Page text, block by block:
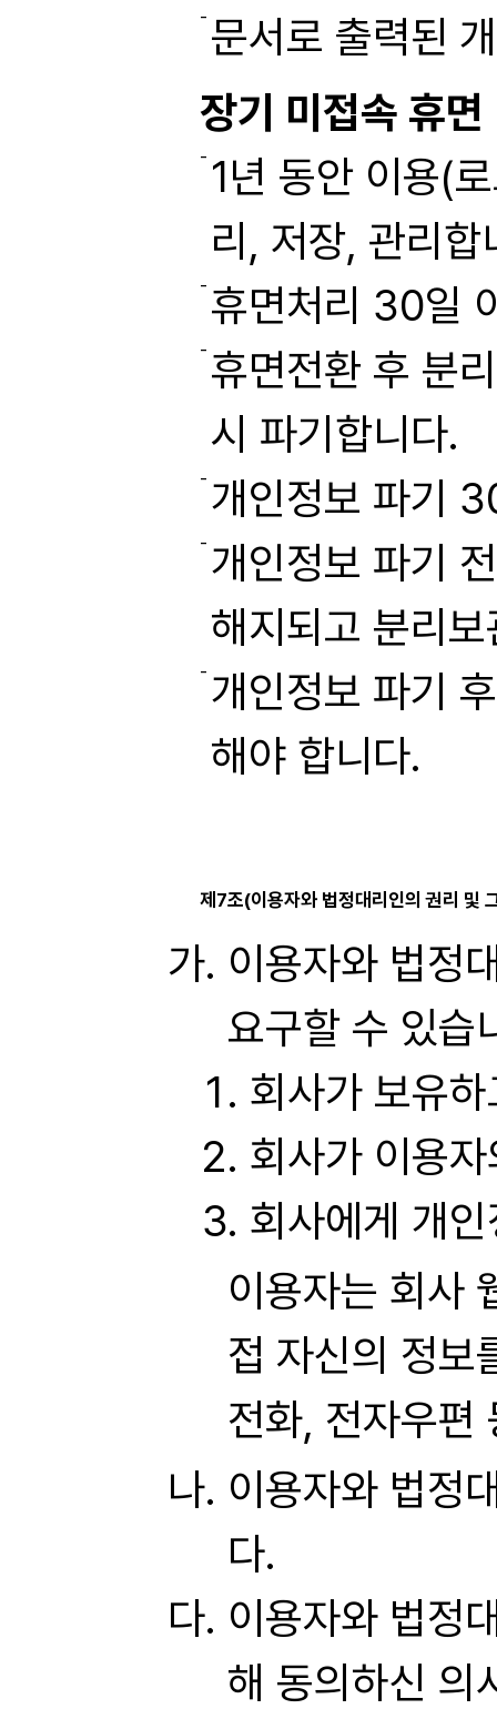
문서로 출력된
장기 미접속 휴
1년 동안 이용(
리, 저장, 관리합
휴면처리 30일
휴면전환 후 분
시 파기합니다.
개인정보 파기
개인정보 파기
해지되고 분리
개인정보 파기
해야 합니다.
제7조(이용자와 법정대리인의 권리 및
이용자와 법정
요구할 수 있습
회사가 보유
회사가 이용
회사에게 개
이용자는 회사
접 자신의 정보
전화, 전자우편
이용자와 법정
다.
이용자와 법정
해 동의하신 의